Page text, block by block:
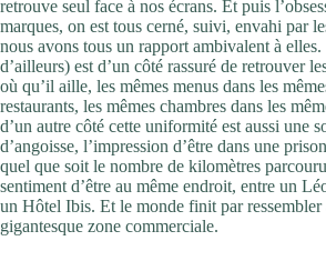
retrouve seul face à nos écrans. Et puis
marques, on est tous cerné, suivi, envahi par
nous avons tous un rapport ambivalent à
d’ailleurs) est d’un côté rassuré de retrouver
où qu’il aille, les mêmes menus dans les
restaurants, les mêmes chambres dans les
d’un autre côté cette uniformité est aussi une
d’angoisse, l’impression d’être dans une
quel que soit le nombre de kilomètres
sentiment d’être au même endroit, entre un
un Hôtel Ibis. Et le monde finit par ressembler
gigantesque zone commerciale.